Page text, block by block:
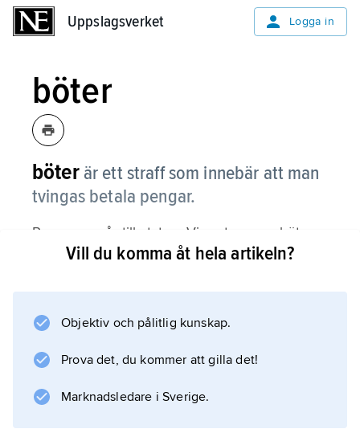
Uppslagsverket Logga in
böter
böter är ett straff som innebär att man
tvingas betala pengar.
Pengarna går till staten. Vissa typer av böter
är samma för alla, till exempel om man kör lite
ut böterna med en gång. Allvarligare brott
Vill du komma åt hela artikeln?
Objektiv och pålitlig kunskap.
Prova det, du kommer att gilla det!
Marknadsledare i Sverige.